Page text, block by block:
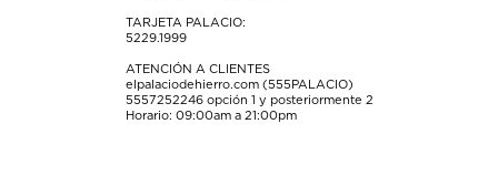
TARJETA PALACIO:
5229.1999
ATENCIÓN A CLIENTES
elpalaciodehierro.com (555PALACIO)
5557252246 opción 1 y posteriormente 2
Horario: 09:00am a 21:00pm